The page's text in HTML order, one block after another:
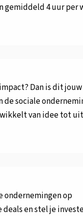
gemiddeld 4 uur per
Dan is dit jouw
sociale
van idee tot
ondernemingen op
en stel je